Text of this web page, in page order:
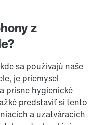
z
sa používajú naše
je priemysel
prísne hygienické
predstaviť si tento
a uzatváracích